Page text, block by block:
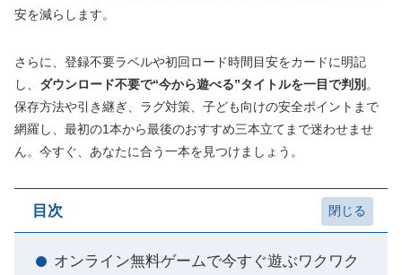
安を減らします。
さらに、登録不要ラベルや初回ロード時間目安をカードに明記
し、 ダウンロード不要で“今から遊べる”タイトルを一目で判別 。
保存方法や引き継ぎ、ラグ対策、子ども向けの安全ポイントまで
網羅し、最初の1本から最後のおすすめ三本立てまで迷わせませ
ん。今すぐ、あなたに合う一本を見つけましょう。
目次
オンライン無料ゲームで今すぐ遊ぶワクワク